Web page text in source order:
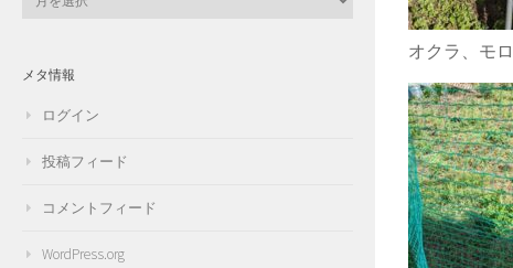
オクラ、モ
ブ
メタ情報
ログイン
投稿フィード
コメントフィード
WordPress.org